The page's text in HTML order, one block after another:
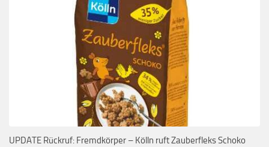
UPDATE Rückruf: Fremdkörper – Kölln ruft Zauberfleks Schoko